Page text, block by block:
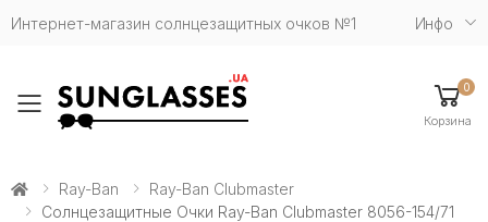
Интернет-магазин солнцезащитных очков №1 Инфо
Toggle mobile menu
0
Корзина
Ray-Ban
Ray-Ban Clubmaster
Солнцезащитные Очки Ray-Ban Clubmaster 8056-154/71